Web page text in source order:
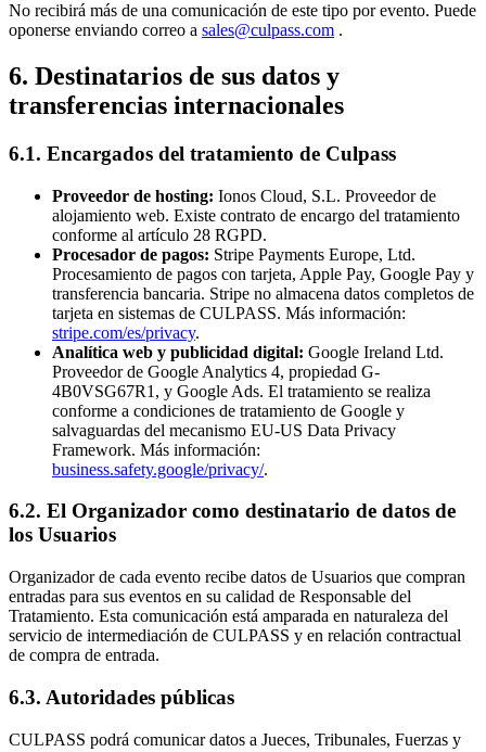
No recibirá más de una comunicación de este tipo por evento. Puede
oponerse enviando correo a sales@culpass.com .
6. Destinatarios de sus datos y
transferencias internacionales
6.1. Encargados del tratamiento de Culpass
Proveedor de hosting: Ionos Cloud, S.L. Proveedor de
alojamiento web. Existe contrato de encargo del tratamiento
conforme al artículo 28 RGPD.
Procesador de pagos: Stripe Payments Europe, Ltd.
Procesamiento de pagos con tarjeta, Apple Pay, Google Pay y
transferencia bancaria. Stripe no almacena datos completos de
tarjeta en sistemas de CULPASS. Más información:
stripe.com/es/privacy.
Analítica web y publicidad digital: Google Ireland Ltd.
Proveedor de Google Analytics 4, propiedad G-
4B0VSG67R1, y Google Ads. El tratamiento se realiza
conforme a condiciones de tratamiento de Google y
salvaguardas del mecanismo EU-US Data Privacy
Framework. Más información:
business.safety.google/privacy/.
6.2. El Organizador como destinatario de datos de
los Usuarios
Organizador de cada evento recibe datos de Usuarios que compran
entradas para sus eventos en su calidad de Responsable del
Tratamiento. Esta comunicación está amparada en naturaleza del
servicio de intermediación de CULPASS y en relación contractual
de compra de entrada.
6.3. Autoridades públicas
CULPASS podrá comunicar datos a Jueces, Tribunales, Fuerzas y